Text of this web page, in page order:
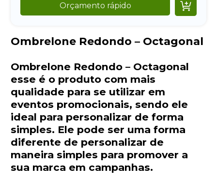
Orçamento rápido 
Ombrelone Redondo – Octagonal
Ombrelone Redondo – Octagonal
esse é o produto com mais
qualidade para se utilizar em
eventos promocionais, sendo ele
ideal para personalizar de forma
simples. Ele pode ser uma forma
diferente de personalizar de
maneira simples para promover a
sua marca em campanhas.